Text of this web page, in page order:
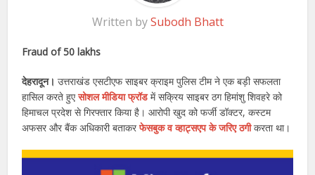
Written bySubodh Bhatt
Fraud of 50 lakhs
देहरादून।उत्तराखंड एसटीएफ साइबर क्राइम पुलिस टीम ने एक बड़ी सफलता
हासिल करते हुएसोशल मीडिया फ्रॉडमें सक्रिय साइबर ठग हिमांशु शिवहरे को
हिमाचल प्रदेश से गिरफ्तार किया है। आरोपी खुद को फर्जी डॉक्टर, कस्टम
अफसर और बैंक अधिकारी बताकरफेसबुक व व्हाट्सएप के जरिए ठगीकरता था।